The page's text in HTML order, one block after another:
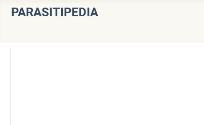
PARASITIPEDIA